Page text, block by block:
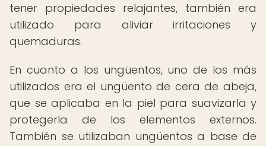
tener propiedades relajantes, también era
utilizado para aliviar irritaciones y
quemaduras.
En cuanto a los ungüentos, uno de los más
utilizados era el ungüento de cera de abeja,
que se aplicaba en la piel para suavizarla y
protegerla de los elementos externos.
También se utilizaban ungüentos a base de